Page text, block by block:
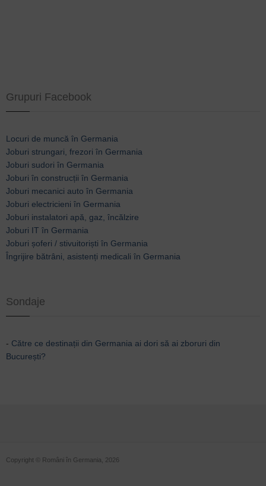
Grupuri Facebook
Locuri de muncă în Germania
Joburi strungari, frezori în Germania
Joburi sudori în Germania
Joburi în construcții în Germania
Joburi mecanici auto în Germania
Joburi electricieni în Germania
Joburi instalatori apă, gaz, încălzire
Joburi IT în Germania
Joburi șoferi / stivuitoriști în Germania
Îngrijire bătrâni, asistenți medicali în Germania
Sondaje
- Către ce destinații din Germania ai dori să ai zboruri din
București?
Copyright © Români în Germania, 2026